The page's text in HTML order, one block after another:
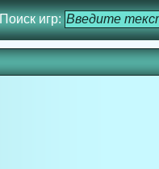
Поиск игр: